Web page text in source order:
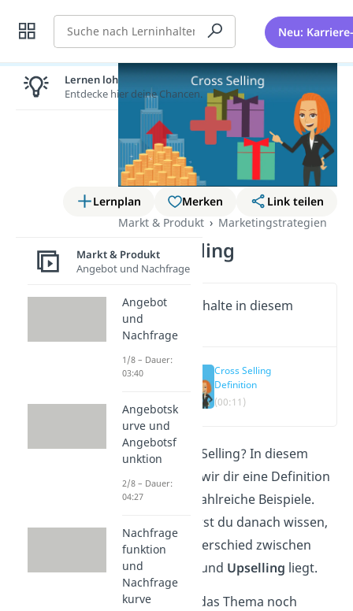
Suche Neu:
Lernplan Merken
Link teilen
Markt & Produkt
Marketingstrategien
Cross Selling
Wichtige Inhalte in diesem
Video
Cross Selling
Definition
(00:11)
Was ist Cross Selling? In diesem
Artikel geben wir dir eine Definition
und nennen zahlreiche Beispiele.
Außerdem wirst du danach wissen,
worin der Unterschied zwischen
Cross Selling
und Upselling liegt.
Du möchtest das Thema noch
Lernen lohnt sich!
Entdecke hier deine Chancen.
Markt & Produkt
Angebot und Nachfrage
Angebot
und
Nachfrage
1/8 – Dauer:
03:40
Angebotsk
urve und
Angebotsf
unktion
2/8 – Dauer:
04:27
Nachfrage
funktion
und
Nachfrage
kurve